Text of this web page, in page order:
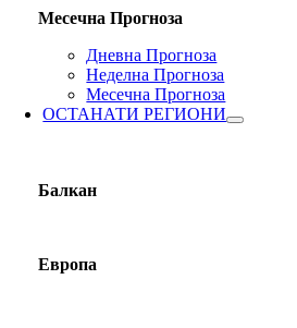
Месечна Прогноза
Дневна Прогноза
Неделна Прогноза
Месечна Прогноза
ОСТАНАТИ РЕГИОНИ
Балкан
Европа